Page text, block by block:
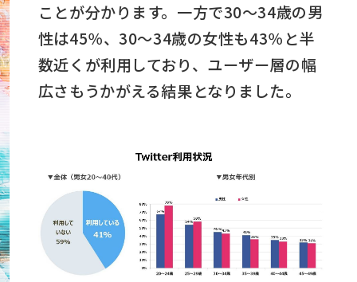
ことが分かります。一方で30～34歳の男
性は45％、30～34歳の女性も43％と半
数近くが利用しており、ユーザー層の幅
広さもうかがえる結果となりました。